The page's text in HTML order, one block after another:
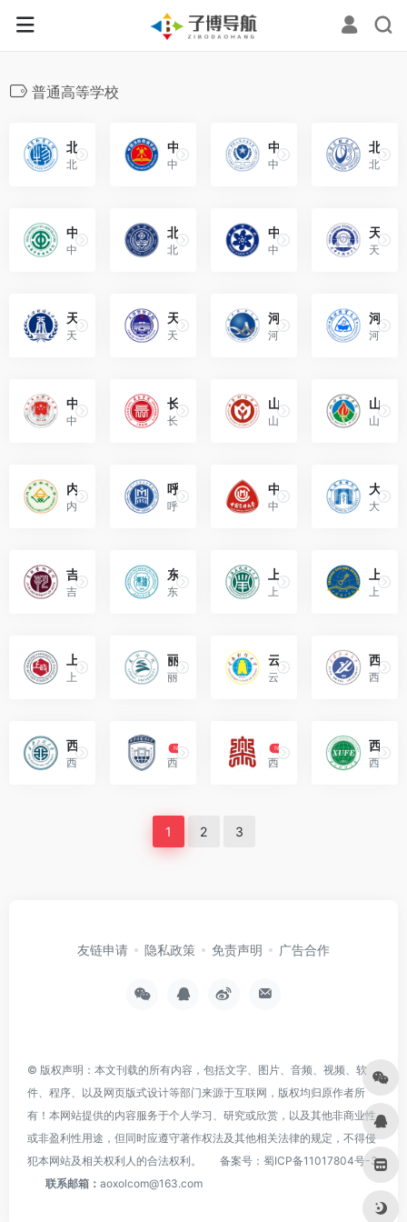
普通高等学校
北京物资学院（Beijing Wuzi University）
北京物资学院是一所由北京市教育委员会主管，多学科协调发展的公办普通高等院校。
中国消防救援学院（China Fire and Rescue Institute）
中国消防救援学院是国家综合性消防救援队伍的重要组成部分，实行“院—部系”两级管理，应急管理部直属的全日制普通高等学校。
中国人民公安大学（People’s Public Security University of China）
中国人民公安大学位于北京市，登记地址为北京市西城区木樨地南里1号。是中华人民共和国公安部直属普通高等学校暨公安部高级警官学院。
北京联合大学（Beijing Union University）
北京联合大学位于北京市，是北京市属公办全日制普通高等学校，主管部门是北京市教育委员会。
中国劳动关系学院（China University of Labor Relations）
中国劳动关系学院，是由中华全国总工会和教育部共建，直属于中华全国总工会的全日制普通高等本科院校。
北京警察学院（Beijing Police College）
北京警察学院，是北京市人民政府举办的全日制普通本科院校。
中国科学院大学（University of Chinese Academy of Sciences）
中国科学院大学主校区位于北京市，是由国家举办、中国科学院主管的全日制普通高等学校。
天津外国语大学（Tianjin Foreign Studies University）
天津外国语大学是由天津市人民政府举办、天津市教育委员会管理的全日制普通高等学校。
天津财经大学（Tianjin University of Finance and Economics）
天津财经大学位于天津市，由天津市人民政府举办、天津市教育委员会管理的全日制普通高等学校。
天津警察学院（TianJin Police College）
天津警察学院是教育部批准的具有高等学历招生资格的公办本科层次普通高等学校。
河北科技大学（Hebei University of Science and Technology）
河北科技大学是由河北省人民政府举办、与国家国防科技工业局共建、位于河北省石家庄市的普通高等学校。
河北经贸大学（Hebei University of Economics and Business）
河北经贸大学位于河北省石家庄市，是由河北省人民政府举办、河北省教育厅主管的全日制普通高等学校。
中央司法警官学院（The National Police University for Criminal Justice）
中央司法警官学院是中华人民共和国司法部直属的唯一一所全日制普通高等警察院校。
长治学院（Changzhi University）
长治学院位于山西省长治市，是经中华人民共和国教育部批准设立的综合性全日制普通本科院校。
山西财经大学（Shanxi University of Finance and Economics）
山西财经大学简称“山西财大”，坐落于山西省太原市，是山西省人民政府举办的全日制普通本科高校。
山西能源学院（Shanxi Institute of Energy）
山西能源学院是一所经教育部批准、由山西省人民政府创办的应用型普通本科院校。
内蒙古农业大学（Inner Mongolia Agricultural University，IMAU）
内蒙古农业大学坐落于内蒙古自治区呼和浩特市，学校是原国家林业局和内蒙古自治区人民政府共建的一所全日制普通高等学校。
呼和浩特民族学院（Hohhot Minzu College）
呼和浩特民族学院位于内蒙古自治区首府呼和浩特市，是内蒙古自治区重点建设高校。
中国医科大学（China Medical University）
中国医科大学是辽宁省人民政府、国家卫生和计划生育委员会、教育部三方共建高校。
大连医科大学（Dalian Medical University）
大连医科大学是由辽宁省人民政府举办的全日制普通高等本科院校，是辽宁省一流大学重点建设高校。
吉林艺术学院（Jilin University of Arts）
吉林艺术学院，简称“吉艺”，...
东北石油大学（Northeast Petroleum University）
东北石油大学位于黑龙江省大庆市，是由黑龙江省主管的公办全日制普通高等高校。
上海应用技术大学（Shanghai Institute of Technology）
上海应用技术大学位于上海市，是经中华人民共和国教育部批准成立，由上海市主管的全日制普通高等学校。
上海海关学院（Shanghai Customs University）
上海海关学院是经教育部批准设立的具有高等学历教育招生资格的全日制普通高等学校。
上海政法学院（Shanghai University of Political Science and Law）
上海政法学院由上海市人民政府举办，上海市教育委员会主管，是上海市属公办全日制普通高等院校。
丽水学院（Lishui University）
丽水学院是经中华人民共和国教育部批准成立，由浙江省主管的全日制普通高等学校。
云南财经大学（YUNNAN UNIVERSITY OF FINANCE AND ECONOMICS，YNUFE）
云南财经大学，简称云财大，是云南省人民政府举办的全日制普通高等学校。
西安石油大学（Xi’an Shiyou University）
西安石油大学位于陕西省西安市，学校是由国家设立、陕西省人民政府举办、中央与地方共建的全日制普通高等学校。
西安工程大学（Xi’an Polytechnic University）
西安工程大学，是中国西部地区唯一一所以纺织服装为特色的高校。
NEW 西安外国语大学（Xi`an
西安外国语大学是由陕西省人民政府举办和主管的全日制普通高等学校。
NEW 西安音乐学院（
西安音乐学院是由陕西省人民政府主管的培养音乐艺术专门人才的全日制普通高等学校。
西安财经大学（Xi’an University of Finance and Economics）
西安财经大学位于陕西省西安市，是由陕西省人民政府与国家统计局共建的普通高等学校。
1 2 3
友链申请 隐私政策 免责声明 广告合作
© 版权声明：本文刊载的所有内容，包括文字、图片、音频、视频、软
件、程序、以及网页版式设计等部门来源于互联网，版权均归原作者所
有！本网站提供的内容服务于个人学习、研究或欣赏，以及其他非商业性
或非盈利性用途，但同时应遵守著作权法及其他相关法律的规定，不得侵
犯本网站及相关权利人的合法权利。
备案号： 蜀ICP备11017804号-3
联系邮箱： aoxolcom@163.com